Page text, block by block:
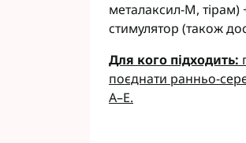
металаксил-М,
стимулятор (також
Для кого підходить:
поєднати ранньо-
A–E.